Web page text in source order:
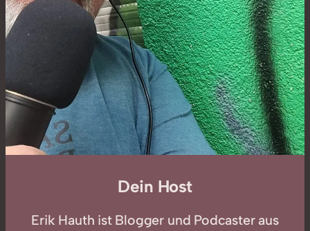
Dein Host
Erik Hauth ist Blogger und Podcaster aus